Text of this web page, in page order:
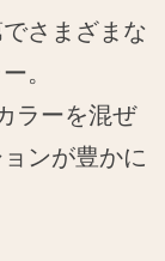
さまざまな
。
ラーを混ぜ
ンが豊かに